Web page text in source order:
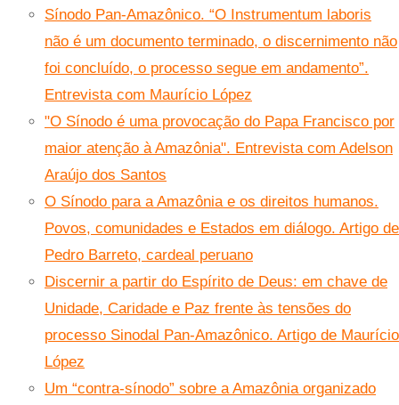
Sínodo Pan-Amazônico. “O Instrumentum laboris
não é um documento terminado, o discernimento não
foi concluído, o processo segue em andamento”.
Entrevista com Maurício López
"O Sínodo é uma provocação do Papa Francisco por
maior atenção à Amazônia". Entrevista com Adelson
Araújo dos Santos
O Sínodo para a Amazônia e os direitos humanos.
Povos, comunidades e Estados em diálogo. Artigo de
Pedro Barreto, cardeal peruano
Discernir a partir do Espírito de Deus: em chave de
Unidade, Caridade e Paz frente às tensões do
processo Sinodal Pan-Amazônico. Artigo de Maurício
López
Um “contra-sínodo” sobre a Amazônia organizado